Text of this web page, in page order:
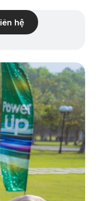
hệ